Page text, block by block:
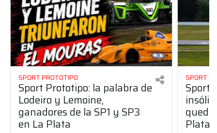
SPORT PROTOTIPO
Sport Prototipo: la palabra de
Lodeiro y Lemoine,
ganadores de la SP1 y SP3
en La Plata
SPORT
Sport
Plata